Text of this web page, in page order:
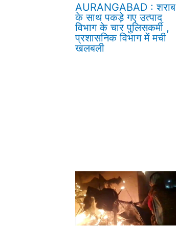
AURANGABAD : शराब
के साथ पकड़े गए उत्पाद
विभाग के चार पुलिसकर्मी ,
प्रशासनिक विभाग में मची
खलबली